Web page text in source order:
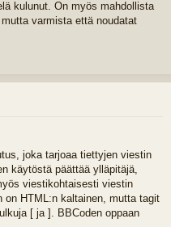
kulunut. On myös mahdollista
varmista että noudatat
joka tarjoaa tiettyjen viestin
käytöstä päättää ylläpitäjä,
viestikohtaisesti viestin
on HTML:n kaltainen, mutta tagit
[ ja ]. BBCoden oppaan